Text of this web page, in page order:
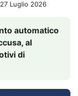
27 Luglio 2026
automatico
al
di